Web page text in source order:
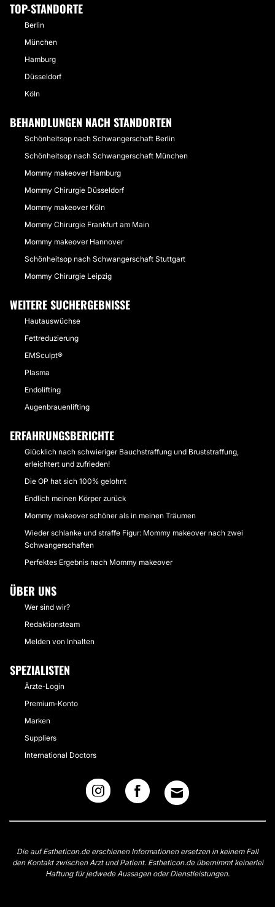
TOP-STANDORTE
Berlin
München
Hamburg
Düsseldorf
Köln
BEHANDLUNGEN NACH STANDORTEN
Schönheitsop nach Schwangerschaft Berlin
Schönheitsop nach Schwangerschaft München
Mommy makeover Hamburg
Mommy Chirurgie Düsseldorf
Mommy makeover Köln
Mommy Chirurgie Frankfurt am Main
Mommy makeover Hannover
Schönheitsop nach Schwangerschaft Stuttgart
Mommy Chirurgie Leipzig
WEITERE SUCHERGEBNISSE
Hautauswüchse
Fettreduzierung
EMSculpt®
Plasma
Endolifting
Augenbrauenlifting
ERFAHRUNGSBERICHTE
Glücklich nach schwieriger Bauchstraffung und Bruststraffung,
erleichtert und zufrieden!
Die OP hat sich 100% gelohnt
Endlich meinen Körper zurück
Mommy makeover schöner als in meinen Träumen
Wieder schlanke und straffe Figur: Mommy makeover nach zwei
Schwangerschaften
Perfektes Ergebnis nach Mommy makeover
ÜBER UNS
Wer sind wir?
Redaktionsteam
Melden von Inhalten
SPEZIALISTEN
Ärzte-Login
Premium-Konto
Marken
Suppliers
International Doctors
Die auf Estheticon.de erschienen Informationen ersetzen in keinem Fall
den Kontakt zwischen Arzt und Patient. Estheticon.de übernimmt keinerlei
Haftung für jedwede Aussagen oder Dienstleistungen.